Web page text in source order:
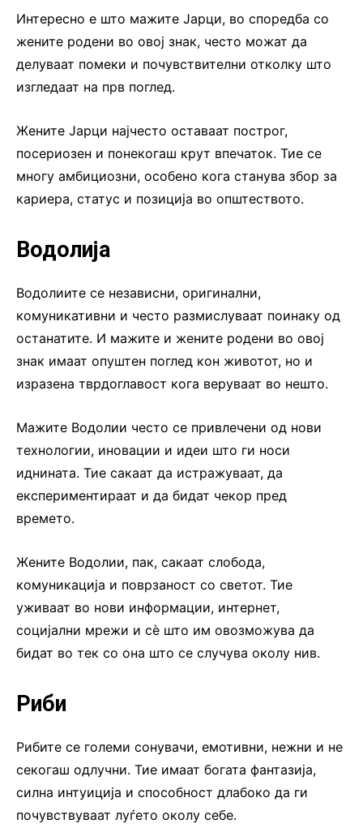
Интересно е што мажите Јарци, во споредба со
жените родени во овој знак, често можат да
делуваат помеки и почувствителни отколку што
изгледаат на прв поглед.
Жените Јарци најчесто оставаат построг,
посериозен и понекогаш крут впечаток. Тие се
многу амбициозни, особено кога станува збор за
кариера, статус и позиција во општеството.
Водолија
Водолиите се независни, оригинални,
комуникативни и често размислуваат поинаку од
останатите. И мажите и жените родени во овој
знак имаат опуштен поглед кон животот, но и
изразена тврдоглавост кога веруваат во нешто.
Мажите Водолии често се привлечени од нови
технологии, иновации и идеи што ги носи
иднината. Тие сакаат да истражуваат, да
експериментираат и да бидат чекор пред
времето.
Жените Водолии, пак, сакаат слобода,
комуникација и поврзаност со светот. Тие
уживаат во нови информации, интернет,
социјални мрежи и сè што им овозможува да
бидат во тек со она што се случува околу нив.
Риби
Рибите се големи сонувачи, емотивни, нежни и не
секогаш одлучни. Тие имаат богата фантазија,
силна интуиција и способност длабоко да ги
почувствуваат луѓето околу себе.